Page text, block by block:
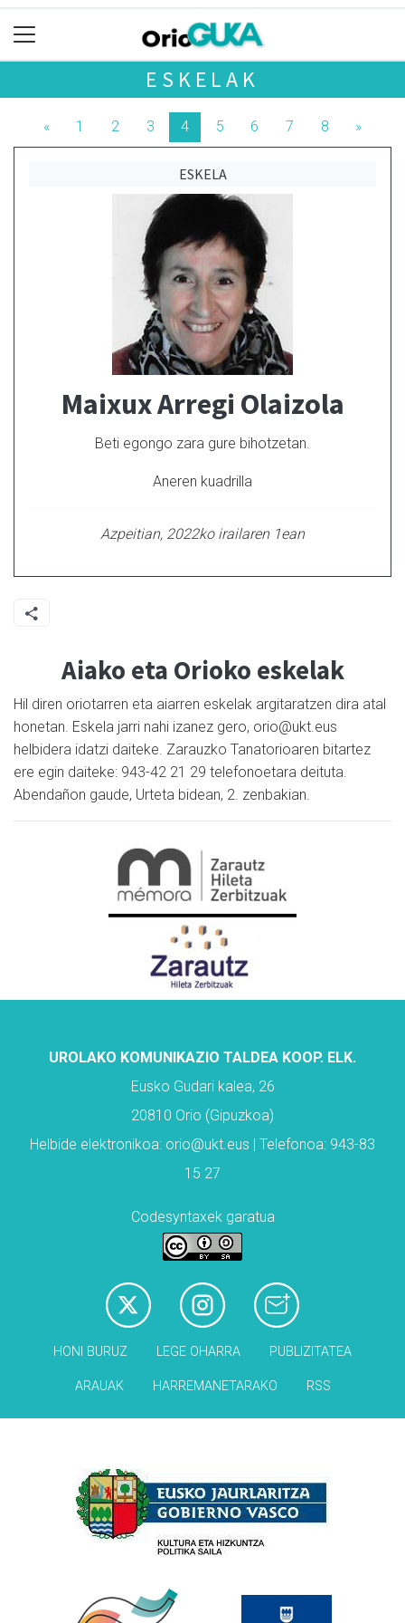
ESKELAK
« 1 2 3 4 5 6 7 8 »
ESKELA
Maixux Arregi Olaizola
Beti egongo zara gure bihotzetan.
Aneren kuadrilla
Azpeitian, 2022ko irailaren 1ean
Aiako eta Orioko eskelak
Hil diren oriotarren eta aiarren eskelak argitaratzen dira atal
honetan. Eskela jarri nahi izanez gero, orio@ukt.eus
helbidera idatzi daiteke. Zarauzko Tanatorioaren bitartez
ere egin daiteke: 943-42 21 29 telefonoetara deituta.
Abendañon gaude, Urteta bidean, 2. zenbakian.
UROLAKO KOMUNIKAZIO TALDEA KOOP. ELK.
Eusko Gudari kalea, 26
20810 Orio (Gipuzkoa)
Helbide elektronikoa: orio@ukt.eus | Telefonoa: 943-83
15 27
Codesyntaxek garatua
HONI BURUZ LEGE OHARRA PUBLIZITATEA
ARAUAK HARREMANETARAKO RSS